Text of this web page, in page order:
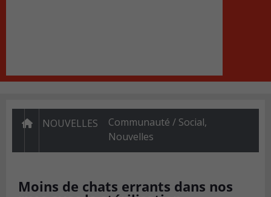
NOUVELLES Communauté / Social,
Nouvelles
Moins de chats errants dans nos